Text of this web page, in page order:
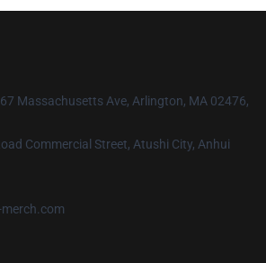
Massachusetts Ave, Arlington, MA 02476,
Commercial Street, Atushi City, Anhui